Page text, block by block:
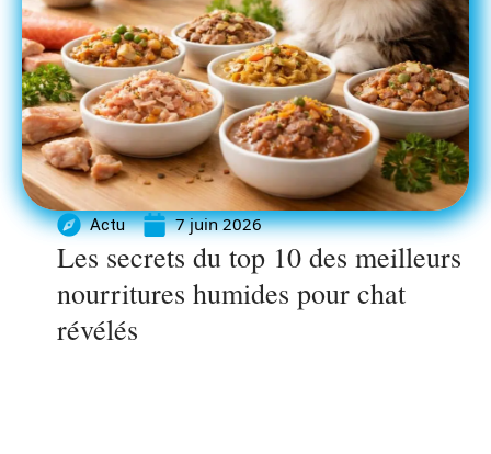
Actu 7 juin 2026
Les secrets du top 10 des meilleurs
nourritures humides pour chat
révélés